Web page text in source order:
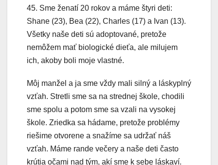
45. Sme ženatí 20 rokov a máme štyri deti:
Shane (23), Bea (22), Charles (17) a Ivan (13).
Všetky naše deti sú adoptované, pretože
nemôžem mať biologické dieťa, ale milujem
ich, akoby boli moje vlastné.
Môj manžel a ja sme vždy mali silný a láskyplný
vzťah. Stretli sme sa na strednej škole, chodili
sme spolu a potom sme sa vzali na vysokej
škole. Zriedka sa hádame, pretože problémy
riešime otvorene a snažíme sa udržať náš
vzťah. Máme rande večery a naše deti často
krútia očami nad tým, akí sme k sebe láskaví.